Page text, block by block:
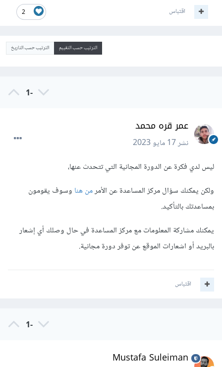
2 اقتباس
الترتيب حسب التقييم الترتيب حسب التاريخ
-1
عمر قره محمد
نشر17 مايو 2023
ليس لدي فكرة عن الدورة المجانية التي تتحدث عنها،
ولكن يمكنك سؤال مركز المساعدة عن الأمرمن هناوسوف يقومون
بمساعدتك بالتأكيد.
يمكنك مشاركة المعلومات مع مركز المساعدة في حال وصلك أي إشعار
بالبريد أو اشعارات الموقع عن توفر دورة مجانية.
اقتباس
-1
Mustafa Suleiman